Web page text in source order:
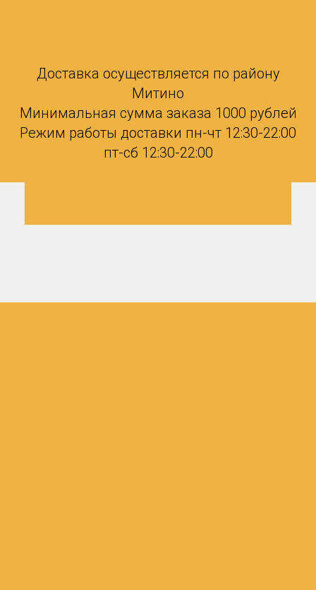
Доставка осуществляется по району
Митино
Минимальная сумма заказа 1000 рублей
Режим работы доставки пн-чт 12:30-22:00
пт-сб 12:30-22:00